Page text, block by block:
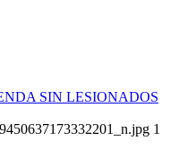
SIN LESIONADOS
1